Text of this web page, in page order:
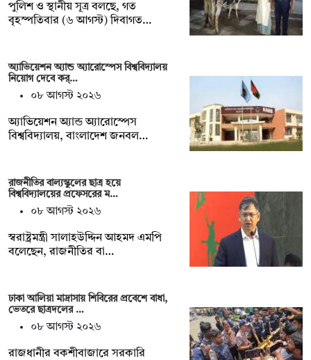
পুলিশ ও স্থানীয় সূত্র বলছে, গত
বৃহস্পতিবার (৬ আগস্ট) দিবাগত…
অ্যাভিয়েশন অ্যান্ড অ্যারোস্পেস বিশ্ববিদ্যালয়
নিয়োগ দেবে কর্…
০৮ আগস্ট ২০২৬
অ্যাভিয়েশন অ্যান্ড অ্যারোস্পেস
বিশ্ববিদ্যালয়, বাংলাদেশ জনবল…
রাজনীতির বাল্যস্কুলের ছাত্র হয়ে
বিশ্ববিদ্যালয়ের প্রফেসরের ম…
০৮ আগস্ট ২০২৬
স্বরাষ্ট্রমন্ত্রী সালাহউদ্দিন আহমদ এমপি
বলেছেন, রাজনীতির বা…
ঢাকা আলিয়া মাদ্রাসায় শিবিরের প্রবেশে বাধা,
ভেতরে ছাত্রদলের …
০৮ আগস্ট ২০২৬
রাজধানীর বকশীবাজারে সরকারি